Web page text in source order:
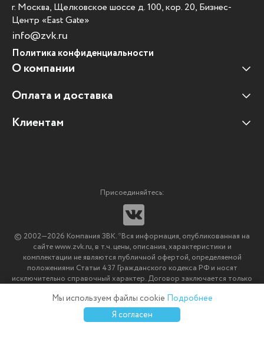
г. Москва, Щелковское шоссе д. 100, кор. 20, Бизнес-
Центр «East Gate»
info@zvk.ru
Политика конфиденциальности
О компании
Наши клиенты
Отзывы клиентов
Оплата и доставка
Оплата и доставка
Клиентам
Мультимедийное оборудование
Импортозамещение ПО
© 2002—2026 Компания ЗВК. *Вся информация, опубликованная на
сайте www.zvk.ru, в т.ч. цены, описания, характеристики и
комплектации не являются публичной офертой, определяемой
положениями Статьи 437 Гражданского кодекса РФ и носят
исключительно справочный характер. Договор заключается только
ЗВК.
Присоединяйтесь:
0
Избранное
0
Сравнение Корзина
Мы используем файлы cookie Подробнее
Я согласен